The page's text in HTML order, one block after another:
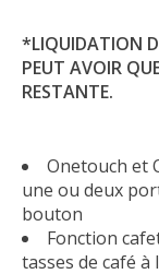
*LIQUIDATION
PEUT AVOIR
RESTANTE.
Onetouch et
une ou deux
bouton
Fonction
tasses de café